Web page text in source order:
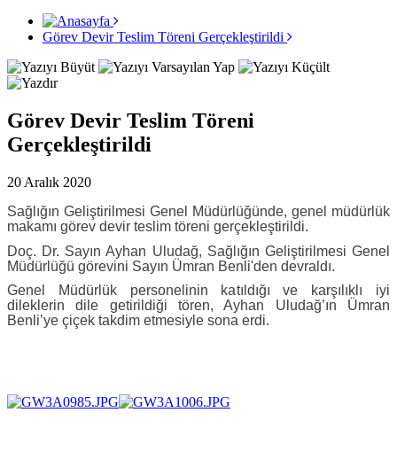
Görev Devir Teslim Töreni Gerçekleştirildi
Görev Devir Teslim Töreni
Gerçekleştirildi
20 Aralık 2020
Sağlığın Geliştirilmesi Genel Müdürlüğünde, genel müdürlük
makamı görev devir teslim töreni gerçekleştirildi.
Doç. Dr. Sayın Ayhan Uludağ, Sağlığın Geliştirilmesi Genel
Müdürlüğü görevini Sayın Ümran Benli'den devraldı.
Genel Müdürlük personelinin katıldığı ve karşılıklı iyi
dileklerin dile getirildiği tören, Ayhan Uludağ’ın Ümran
Benli’ye çiçek takdim etmesiyle sona erdi.